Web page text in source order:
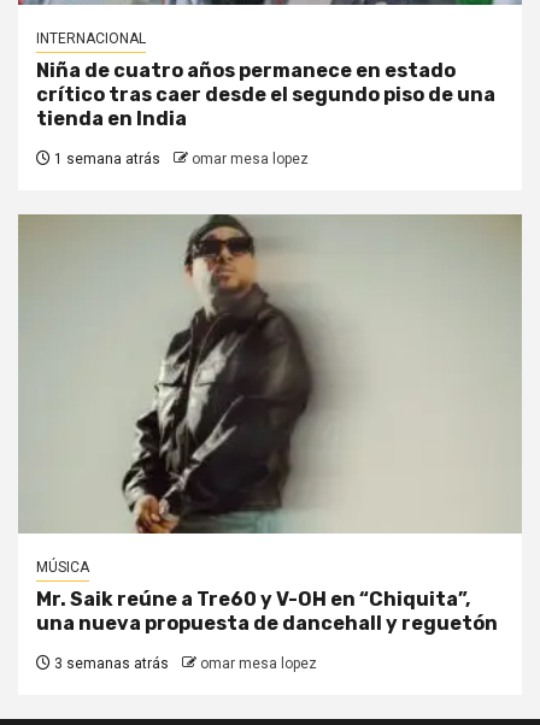
INTERNACIONAL
Niña de cuatro años permanece en estado
crítico tras caer desde el segundo piso de una
tienda en India
1 semana atrás omar mesa lopez
MÚSICA
Mr. Saik reúne a Tre60 y V-OH en “Chiquita”,
una nueva propuesta de dancehall y reguetón
3 semanas atrás omar mesa lopez